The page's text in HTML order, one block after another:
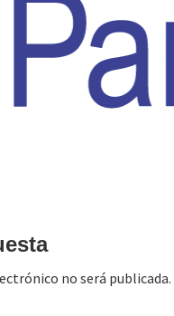
no será publicada.